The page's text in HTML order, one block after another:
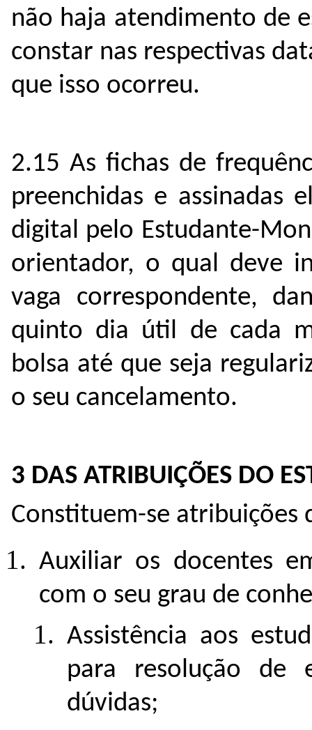
não haja atendimento de
constar nas respectivas
que isso ocorreu.
2.15 As fichas de
preenchidas e assinadas
digital pelo Estudante-
orientador, o qual deve
vaga correspondente,
quinto dia útil de cada
bolsa até que seja
o seu cancelamento.
3 DAS ATRIBUIÇÕES DO
Constituem-se
Auxiliar os docentes
com o seu grau de
Assistência aos
para resolução de
dúvidas;